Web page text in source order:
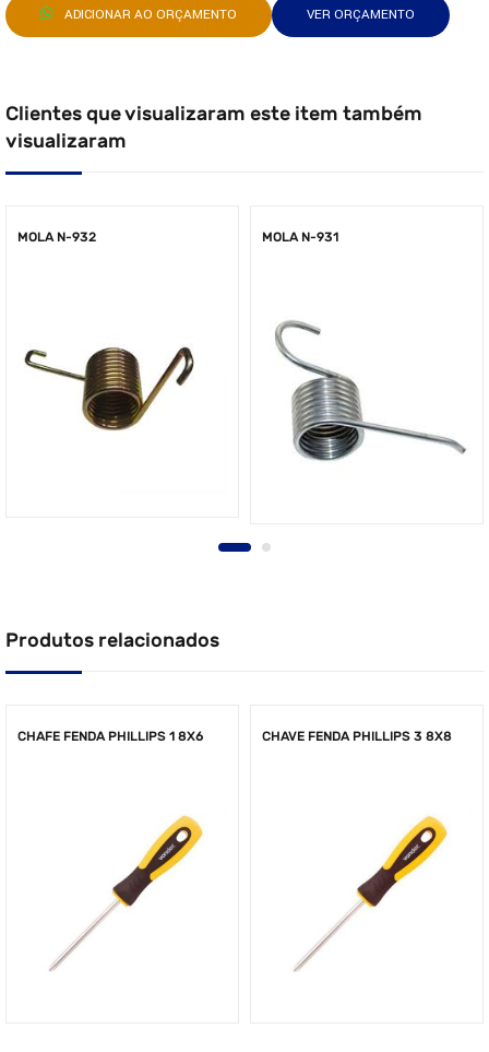
ADICIONAR AO ORÇAMENTO VER ORÇAMENTO
Clientes que visualizaram este item também
visualizaram
MOLA N-932 MOLA N-931
Produtos relacionados
CHAFE FENDA PHILLIPS 1 8X6 CHAVE FENDA PHILLIPS 3 8X8